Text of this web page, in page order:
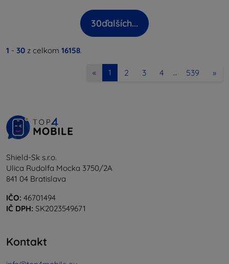
30ďalších...
1 - 30 z celkom 16158.
« 1 2 3 4 … 539 »
Shield-Sk s.r.o.
Ulica Rudolfa Mocka 3750/2A
841 04 Bratislava
IČO: 46701494
IČ DPH: SK2023549671
Kontakt